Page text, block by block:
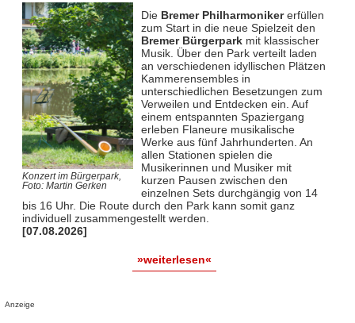
Konzert im Bürgerpark,
Foto: Martin Gerken
Die Bremer Philharmonikererfüllen
zum Start in die neue Spielzeit den
Bremer Bürgerparkmit klassischer
Musik. Über den Park verteilt laden
an verschiedenen idyllischen Plätzen
Kammerensembles in
unterschiedlichen Besetzungen zum
Verweilen und Entdecken ein. Auf
einem entspannten Spaziergang
erleben Flaneure musikalische
Werke aus fünf Jahrhunderten. An
allen Stationen spielen die
Musikerinnen und Musiker mit
kurzen Pausen zwischen den
einzelnen Sets durchgängig von 14
bis 16 Uhr. Die Route durch den Park kann somit ganz
individuell zusammengestellt werden.
[07.08.2026]
»weiterlesen«
Anzeige